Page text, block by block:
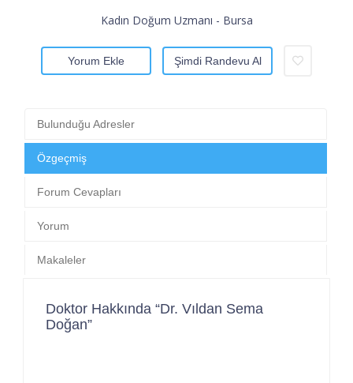
Kadın Doğum Uzmanı - Bursa
Yorum Ekle Şimdi Randevu Al
Bulunduğu Adresler
Özgeçmiş
Forum Cevapları
Yorum
Makaleler
Doktor Hakkında “Dr. Vıldan Sema
Doğan”